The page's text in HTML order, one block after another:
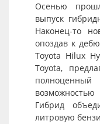
Осенью
выпуск
Наконец-то
опоздав к
Toyota Hilux
Toyota,
Гибрид
литровую